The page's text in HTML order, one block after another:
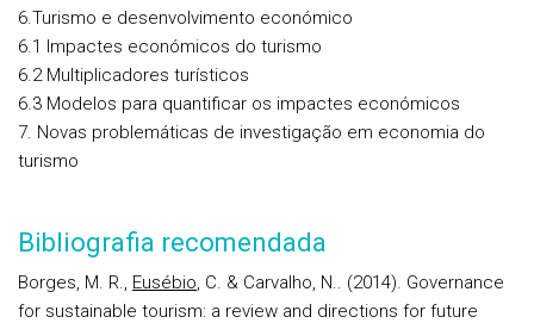
6.Turismo e desenvolvimento económico
6.1 Impactes económicos do turismo
6.2 Multiplicadores turísticos
6.3 Modelos para quantificar os impactes económicos
7. Novas problemáticas de investigação em economia do
turismo
Bibliografia recomendada
Borges, M. R., Eusébio, C. & Carvalho, N.. (2014). Governance
for sustainable tourism: a review and directions for future